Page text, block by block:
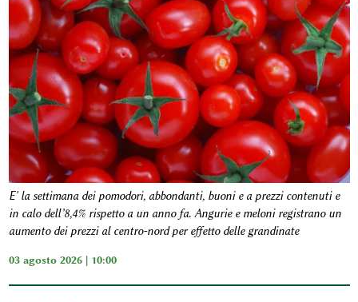
E' la settimana dei pomodori, abbondanti, buoni e a prezzi contenuti e
in calo dell’8,4% rispetto a un anno fa. Angurie e meloni registrano un
aumento dei prezzi al centro-nord per effetto delle grandinate
03 agosto 2026 | 10:00